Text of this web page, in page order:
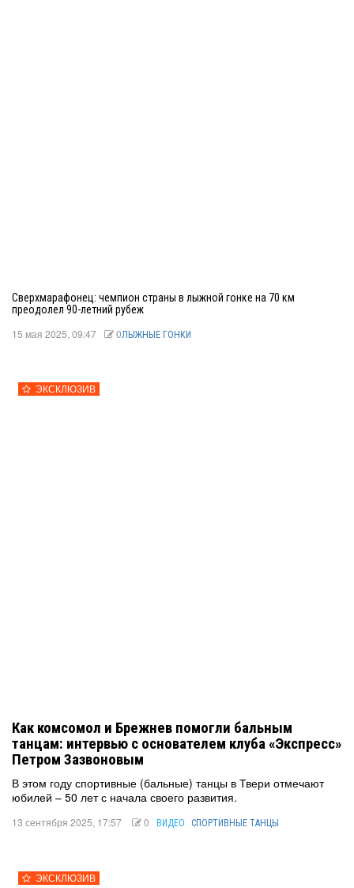
Сверхмарафонец: чемпион страны в лыжной гонке на 70 км
преодолел 90-летний рубеж
15 мая 2025, 09:47 0ЛЫЖНЫЕ ГОНКИ
ЭКСКЛЮЗИВ
Как комсомол и Брежнев помогли бальным
танцам: интервью с основателем клуба «Экспресс»
Петром Зазвоновым
В этом году спортивные (бальные) танцы в Твери отмечают
юбилей – 50 лет с начала своего развития.
13 сентября 2025, 17:57 0 ВИДЕО СПОРТИВНЫЕ ТАНЦЫ
ЭКСКЛЮЗИВ